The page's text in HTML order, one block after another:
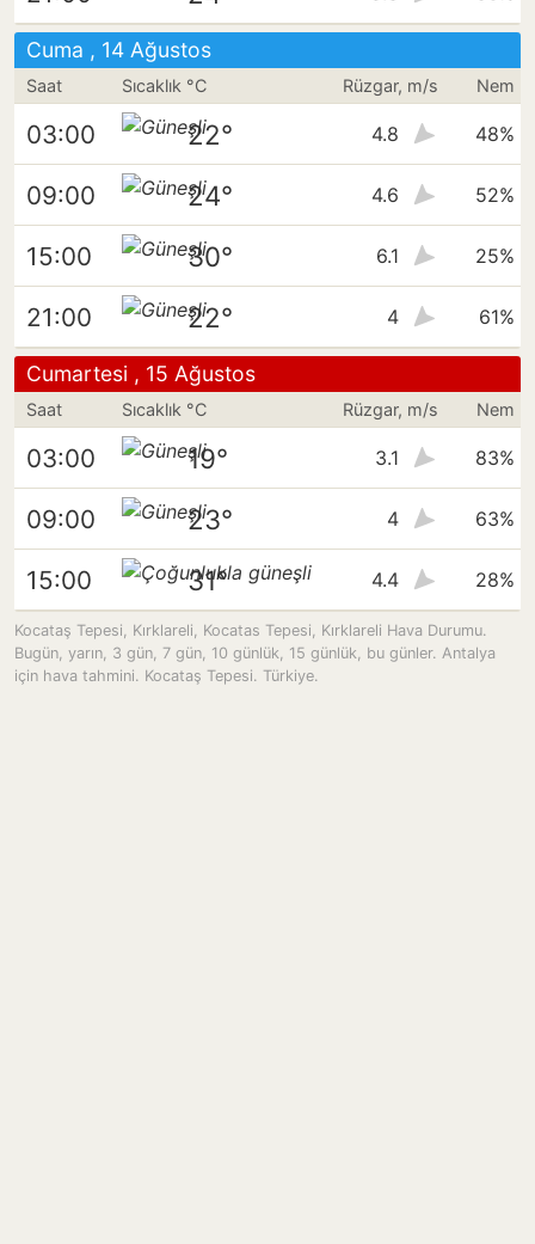
Cuma , 14 Ağustos
Saat Sıcaklık °C Rüzgar, m/s Nem
03:00 22° 4.8 48%
09:00 24° 4.6 52%
15:00 30° 6.1 25%
21:00 22° 4 61%
Cumartesi , 15 Ağustos
Saat Sıcaklık °C Rüzgar, m/s Nem
03:00 19° 3.1 83%
09:00 23° 4 63%
15:00 31° 4.4 28%
Kocataş Tepesi, Kırklareli, Kocatas Tepesi, Kırklareli Hava Durumu.
Bugün, yarın, 3 gün, 7 gün, 10 günlük, 15 günlük, bu günler. Antalya
için hava tahmini. Kocataş Tepesi. Türkiye.